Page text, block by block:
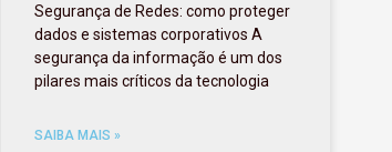
Segurança de Redes: como proteger
dados e sistemas corporativos A
segurança da informação é um dos
pilares mais críticos da tecnologia
SAIBA MAIS »